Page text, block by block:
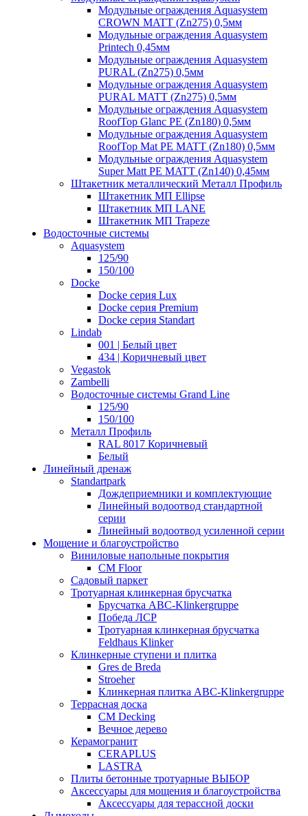
Модульные ограждения Aquasystem
CROWN MATT (Zn275) 0,5мм
Модульные ограждения Aquasystem
Printech 0,45мм
Модульные ограждения Aquasystem
PURAL (Zn275) 0,5мм
Модульные ограждения Aquasystem
PURAL MATT (Zn275) 0,5мм
Модульные ограждения Aquasystem
RoofTop Glanc PE (Zn180) 0,5мм
Модульные ограждения Aquasystem
RoofTop Mat PE MATT (Zn180) 0,5мм
Модульные ограждения Aquasystem
Super Matt PE MATT (Zn140) 0,45мм
Штакетник металлический Металл Профиль
Штакетник МП Ellipse
Штакетник МП LANE
Штакетник МП Trapeze
Водосточные системы
Aquasystem
125/90
150/100
Docke
Docke серия Lux
Docke серия Premium
Docke серия Standart
Lindab
001 | Белый цвет
434 | Коричневый цвет
Vegastok
Zambelli
Водосточные системы Grand Line
125/90
150/100
Металл Профиль
RAL 8017 Коричневый
Белый
Линейный дренаж
Standartpark
Дождеприемники и комплектующие
Линейный водоотвод стандартной
серии
Линейный водоотвод усиленной серии
Мощение и благоустройство
Виниловые напольные покрытия
CM Floor
Садовый паркет
Тротуарная клинкерная брусчатка
Брусчатка АВС-Klinkergruppe
Победа ЛСР
Тротуарная клинкерная брусчатка
Feldhaus Klinker
Клинкерные ступени и плитка
Gres de Breda
Stroeher
Клинкерная плитка ABC-Klinkergruppe
Террасная доска
CM Decking
Вечное дерево
Керамогранит
CERAPLUS
LASTRA
Плиты бетонные тротуарные ВЫБОР
Аксессуары для мощения и благоустройства
Аксессуары для терассной доски